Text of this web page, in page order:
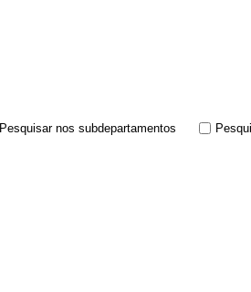
Pesquisar nos subdepartamentos